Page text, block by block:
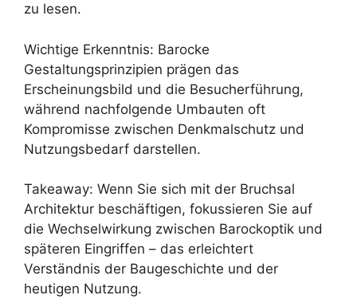
zu lesen.
Wichtige Erkenntnis: Barocke
Gestaltungsprinzipien prägen das
Erscheinungsbild und die Besucherführung,
während nachfolgende Umbauten oft
Kompromisse zwischen Denkmalschutz und
Nutzungsbedarf darstellen.
Takeaway: Wenn Sie sich mit der Bruchsal
Architektur beschäftigen, fokussieren Sie auf
die Wechselwirkung zwischen Barockoptik und
späteren Eingriffen – das erleichtert
Verständnis der Baugeschichte und der
heutigen Nutzung.